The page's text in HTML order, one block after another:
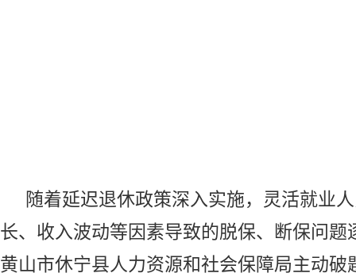
随着延迟退休政策深入实施，灵活就业
长、收入波动等因素导致的脱保、断保问题
黄山市休宁县人力资源和社会保障局主动破